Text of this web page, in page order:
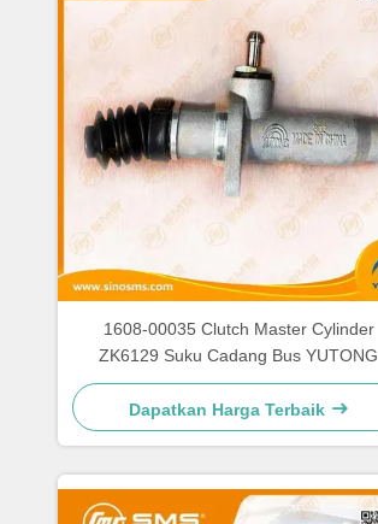
1608-00035 Clutch Master Cylinder
ZK6129 Suku Cadang Bus YUTONG
Dapatkan Harga Terbaik